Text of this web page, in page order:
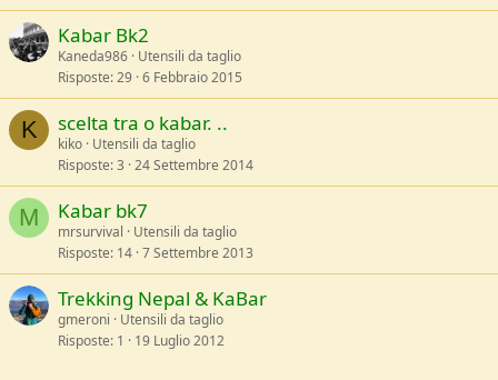
Kabar Bk2
Kaneda986 Utensili da taglio
Risposte 29 6 Febbraio 2015
K scelta tra o kabar. ..
kiko Utensili da taglio
Risposte 3 24 Settembre 2014
M Kabar bk7
mrsurvival
Utensili da taglio
Risposte 14 7 Settembre 2013
Trekking Nepal & KaBar
gmeroni
Utensili da taglio
Risposte 1 19 Luglio 2012